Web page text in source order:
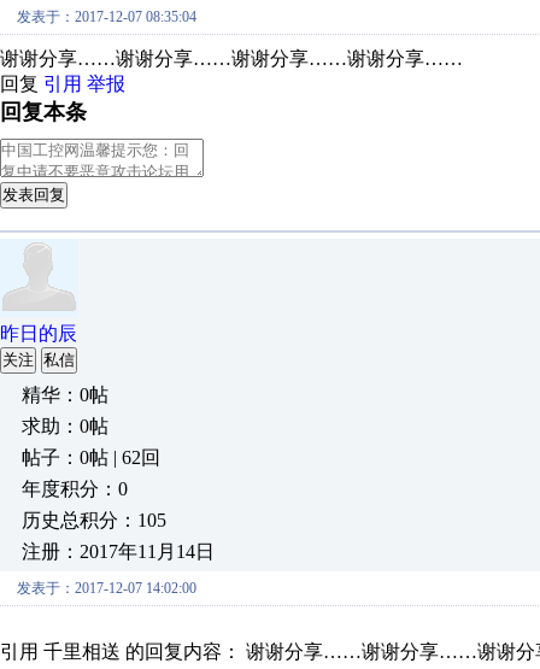
发表于：2017-12-07 08:35:04
谢谢分享……谢谢分享……谢谢分享……谢谢分享……
回复 引用 举报
回复本条
发表回复
昨日的辰
关注 私信
精华：0帖
求助：0帖
帖子：0帖 | 62回
年度积分：0
历史总积分：105
注册：2017年11月14日
发表于：2017-12-07 14:02:00
引用 千里相送 的回复内容： 谢谢分享……谢谢分享……谢